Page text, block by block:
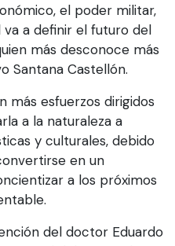
el poder militar,
va a definir el futuro del
más desconoce más
Santana Castellón.
más esfuerzos dirigidos
a la naturaleza a
y culturales, debido
en un
a los próximos
del doctor Eduardo